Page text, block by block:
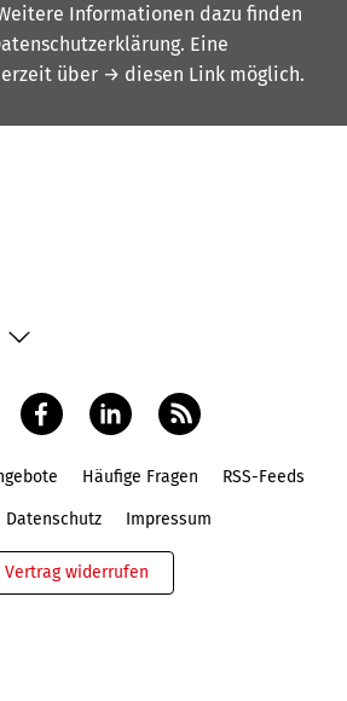
Informationen dazu finden
. Eine
über → diesen Link möglich.
Häufige Fragen RSS-Feeds
Datenschutz Impressum
Vertrag widerrufen